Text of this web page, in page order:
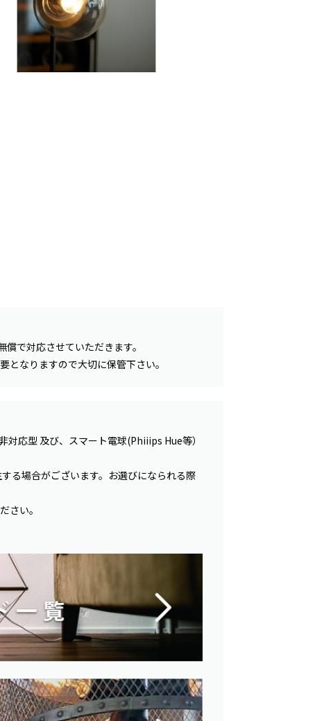
で対応させていただきます。
なりますので大切に保管下さい。
対応型 及び、スマート電球(Phiiips Hue等）
る場合がございます。お選びになられる際
さい。